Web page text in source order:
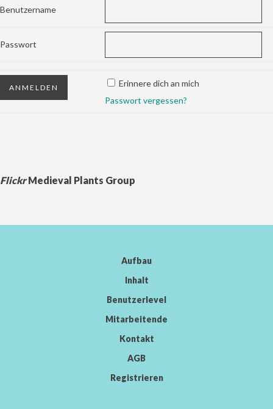
Benutzername
Passwort
Erinnere dich an mich
Passwort vergessen?
FlickrMedieval Plants Group
Aufbau
Inhalt
Benutzerlevel
Mitarbeitende
Kontakt
AGB
Registrieren